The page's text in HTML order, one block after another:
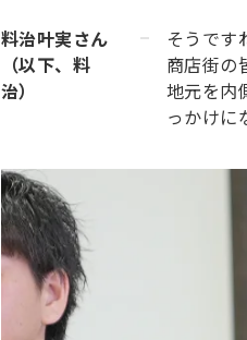
料治叶実さん
（以下、料
治）
そうです
商店街の
地元を内
っかけに